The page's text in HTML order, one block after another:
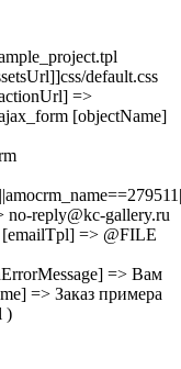
default.css
=>
[objectName]
reply@kc-gallery.ru
[emailTpl] => @FILE
=> Вам
=> Заказ примера
)